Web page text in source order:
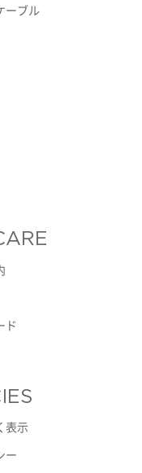
ーブル
ド
表示
ー